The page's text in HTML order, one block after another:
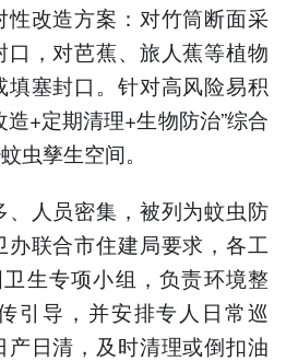
改造方案：对竹筒断面采
，对芭蕉、旅人蕉等植物
塞封口。针对高风险易积
+定期清理+生物防治”综合
虫孳生空间。
人员密集，被列为蚊虫防
联合市住建局要求，各工
生专项小组，负责环境整
引导，并安排专人日常巡
日清，及时清理或倒扣油